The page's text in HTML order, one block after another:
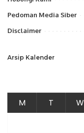
Pedoman Media Siber
Disclaimer
Arsip Kalender
M T W